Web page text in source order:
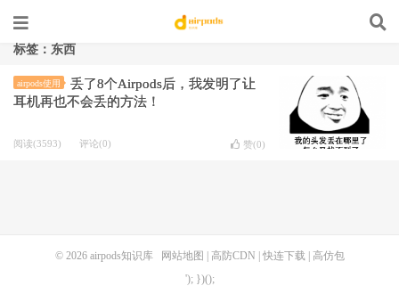
标签：东西
airpods使用
丢了8个Airpods后，我发明了让
耳机再也不会丢的方法！
阅读(3593) 评论(0) 赞(0)
© 2026 airpods知识库 网站地图 高防CDN 快连下载| 高仿包
'); })();